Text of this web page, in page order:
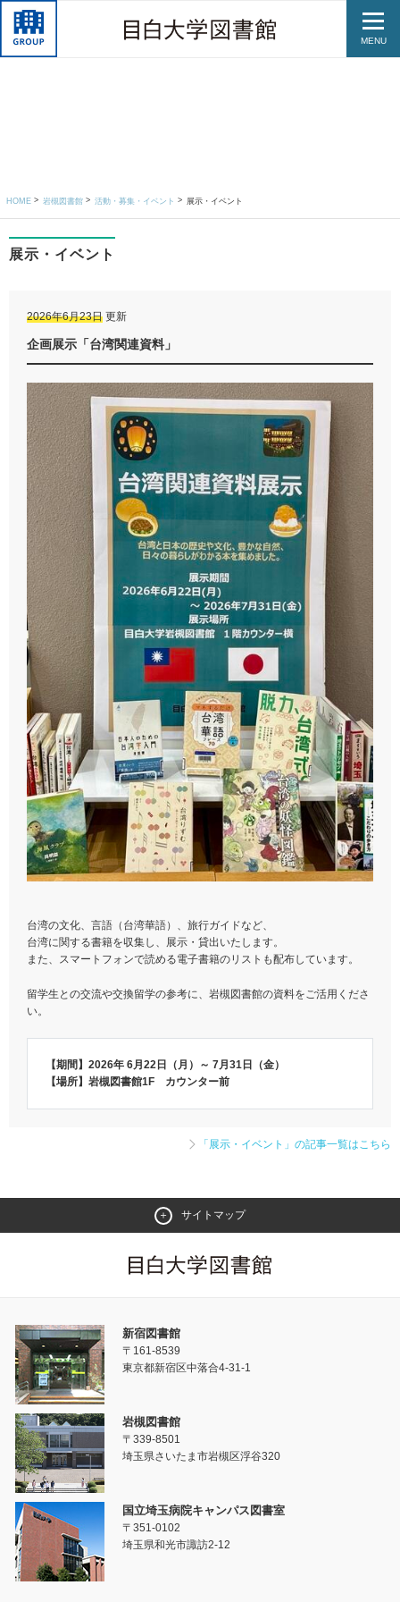
MENU
HOME 岩槻図書館 活動・募集・イベント 展示・イベント
展示・イベント
2026年6月23日 更新
企画展示「台湾関連資料」
台湾の文化、言語（台湾華語）、旅行ガイドなど、
台湾に関する書籍を収集し、展示・貸出いたします。
また、スマートフォンで読める電子書籍のリストも配布しています。
留学生との交流や交換留学の参考に、岩槻図書館の資料をご活用くださ
い。
【期間】2026年 6月22日（月）～ 7月31日（金）
【場所】岩槻図書館1F カウンター前
「展示・イベント」の記事一覧はこちら
サイトマップ
新宿図書館
〒161-8539
東京都新宿区中落合4-31-1
岩槻図書館
〒339-8501
埼玉県さいたま市岩槻区浮谷320
国立埼玉病院キャンパス図書室
〒351-0102
埼玉県和光市諏訪2-12